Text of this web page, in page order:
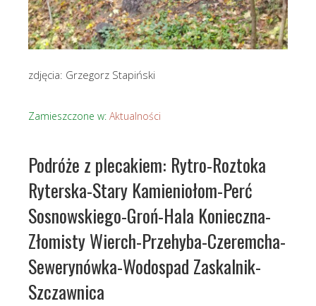
zdjęcia: Grzegorz Stapiński
Zamieszczone w: Aktualności
Podróże z plecakiem: Rytro-Roztoka
Ryterska-Stary Kamieniołom-Perć
Sosnowskiego-Groń-Hala Konieczna-
Złomisty Wierch-Przehyba-Czeremcha-
Sewerynówka-Wodospad Zaskalnik-
Szczawnica